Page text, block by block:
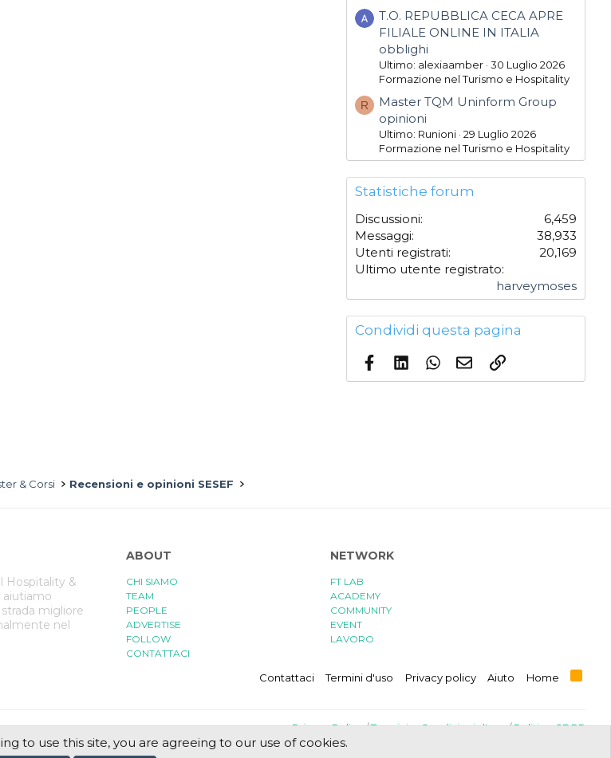
T.O. REPUBBLICA CECA APRE
FILIALE ONLINE IN ITALIA
obblighi
Ultimo: alexiaamber 30 Luglio 2026
Formazione nel Turismo e Hospitality
R
Master TQM Uninform Group
opinioni
Ultimo: Runioni 29 Luglio 2026
Formazione nel Turismo e Hospitality
Statistiche forum
Discussioni
6,459
Messaggi
38,933
Utenti registrati
20,169
Ultimo utente registrato
harveymoses
Condividi questa pagina
FacebookLinkedInWhatsApp
EmailLink
& Corsi Recensioni e opinioni SESEF
Hospitality &
aiutiamo
migliore
nel
ABOUT
CHI SIAMO
TEAM
PEOPLE
ADVERTISE
FOLLOW
CONTATTACI
NETWORK
FT LAB
ACADEMY
COMMUNITY
EVENT
LAVORO
Contattaci Termini d'uso Privacy policy Aiuto Home
R
S
Privacy Policy/Termini e Condizioni d'uso/Politica GDPR
Progettato e realizzato con amore e sacrifici da
to use this site, you are agreeing to our use of cookies.